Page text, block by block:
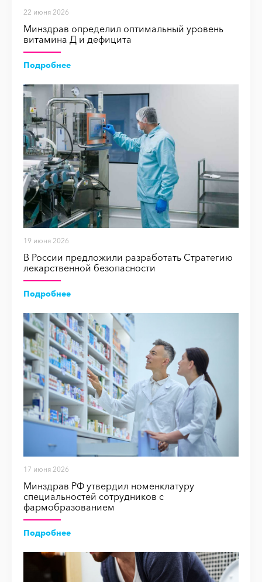
22 июня 2026
Минздрав определил оптимальный уровень
витамина Д и дефицита
Подробнее
19 июня 2026
В России предложили разработать Стратегию
лекарственной безопасности
Подробнее
17 июня 2026
Минздрав РФ утвердил номенклатуру
специальностей сотрудников с
фармобразованием
Подробнее